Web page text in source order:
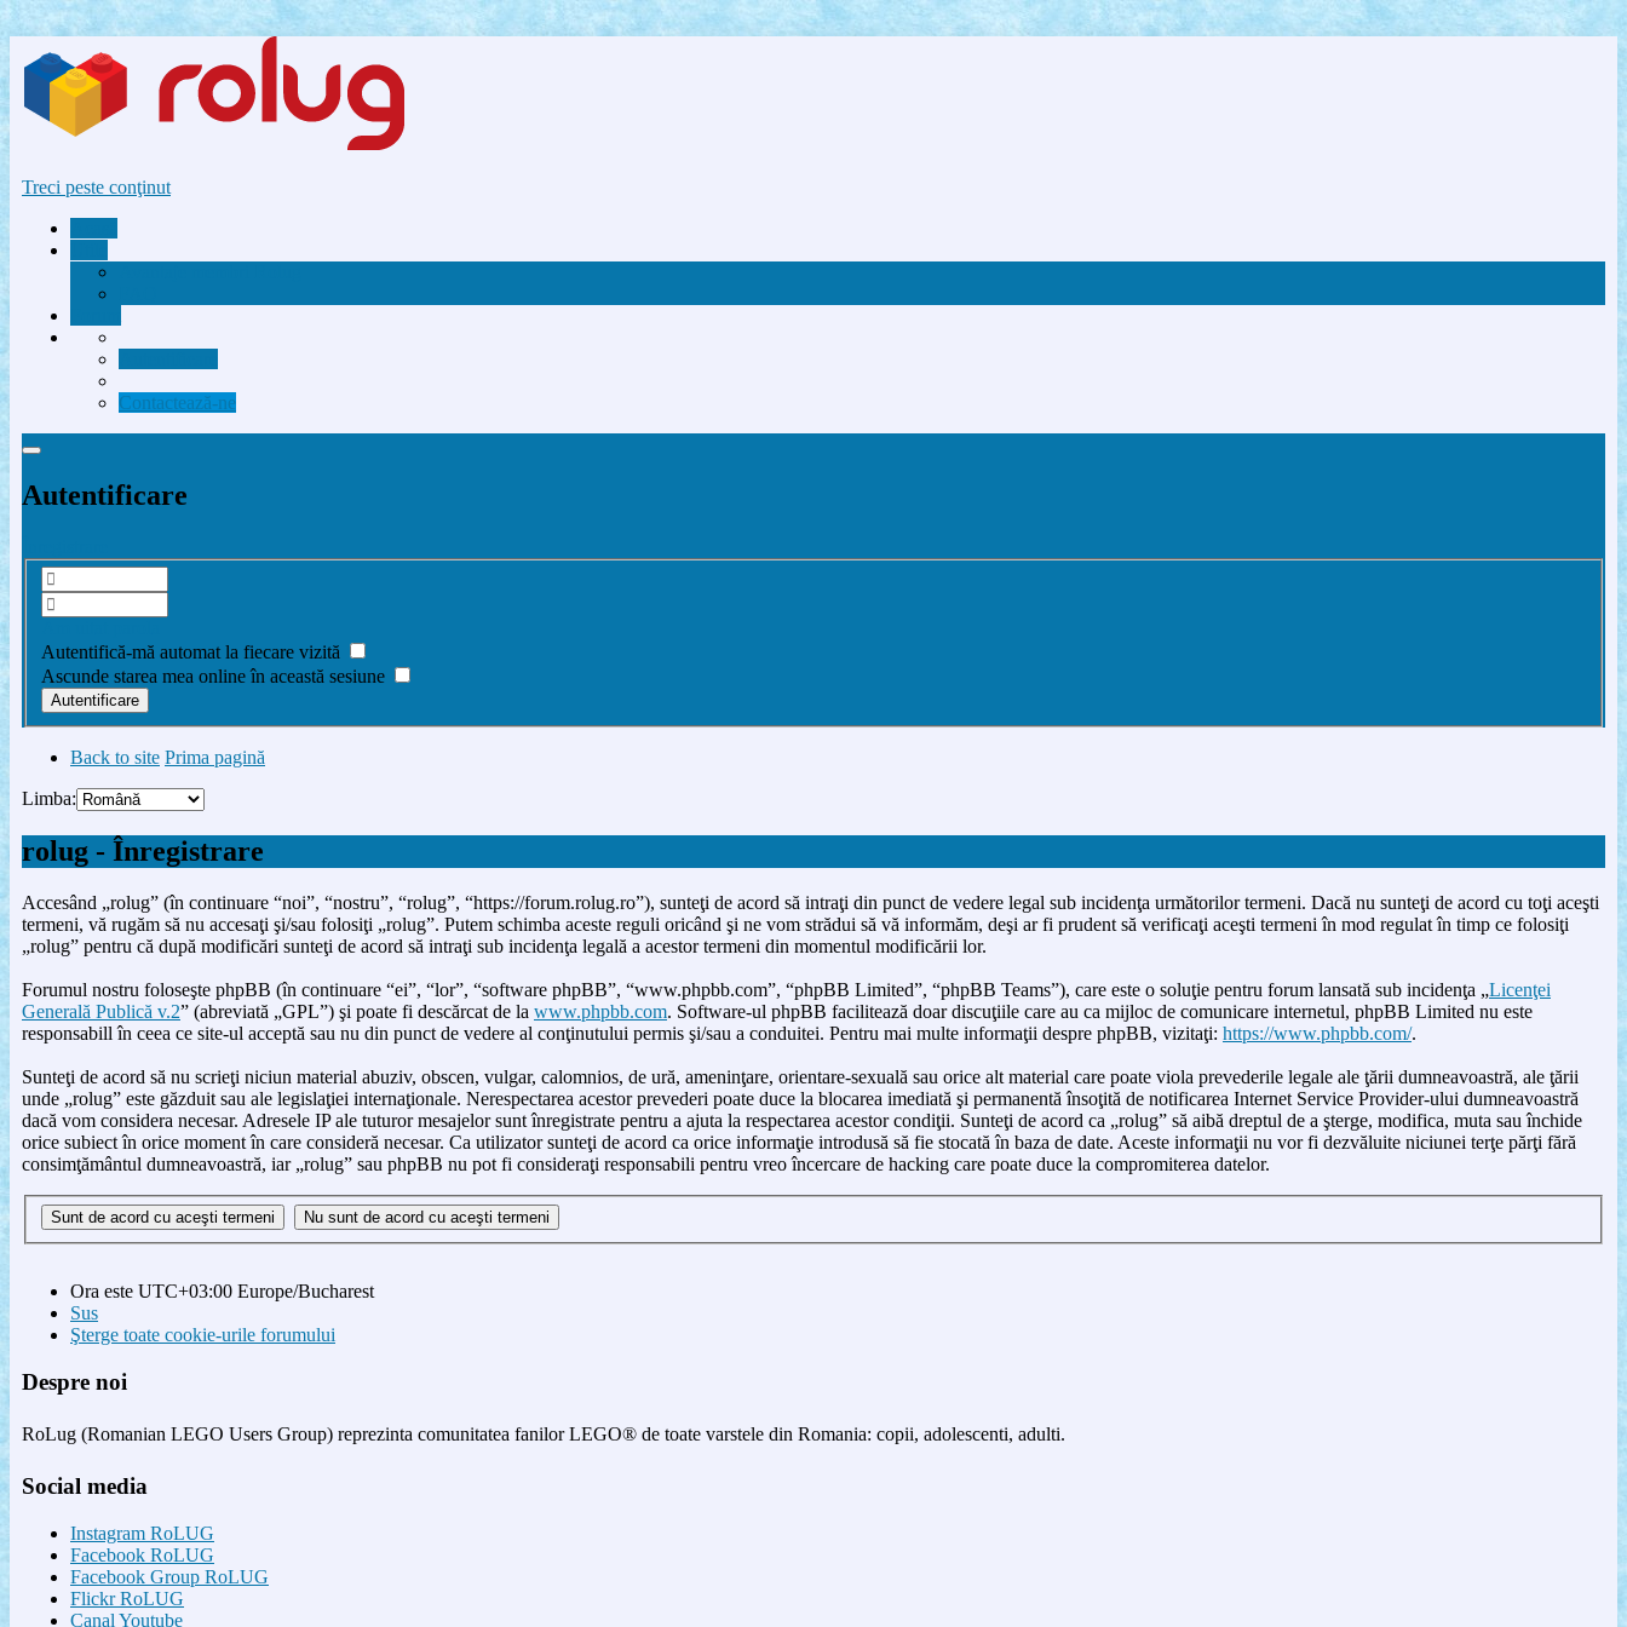
Treci peste conţinut
Contactează-ne
Autentificare
Autentifică-mă automat la fiecare vizită
Ascunde starea mea online în această sesiune
Back to site Prima pagină
Limba:
rolug - Înregistrare
Accesând „rolug” (în continuare “noi”, “nostru”, “rolug”, “https://forum.rolug.ro”), sunteţi de acord să intraţi din punct de vedere legal sub incidenţa următorilor termeni. Dacă nu sunteţi de acord cu toţi aceşti
termeni, vă rugăm să nu accesaţi şi/sau folosiţi „rolug”. Putem schimba aceste reguli oricând şi ne vom strădui să vă informăm, deşi ar fi prudent să verificaţi aceşti termeni în mod regulat în timp ce folosiţi
„rolug” pentru că după modificări sunteţi de acord să intraţi sub incidenţa legală a acestor termeni din momentul modificării lor.
Forumul nostru foloseşte phpBB (în continuare “ei”, “lor”, “software phpBB”, “www.phpbb.com”, “phpBB Limited”, “phpBB Teams”), care este o soluţie pentru forum lansată sub incidenţa „Licenţei
Generală Publică v.2” (abreviată „GPL”) şi poate fi descărcat de la www.phpbb.com. Software-ul phpBB facilitează doar discuţiile care au ca mijloc de comunicare internetul, phpBB Limited nu este
responsabill în ceea ce site-ul acceptă sau nu din punct de vedere al conţinutului permis şi/sau a conduitei. Pentru mai multe informaţii despre phpBB, vizitaţi: https://www.phpbb.com/.
Sunteţi de acord să nu scrieţi niciun material abuziv, obscen, vulgar, calomnios, de ură, ameninţare, orientare-sexuală sau orice alt material care poate viola prevederile legale ale ţării dumneavoastră, ale ţării
unde „rolug” este găzduit sau ale legislaţiei internaţionale. Nerespectarea acestor prevederi poate duce la blocarea imediată şi permanentă însoţită de notificarea Internet Service Provider-ului dumneavoastră
dacă vom considera necesar. Adresele IP ale tuturor mesajelor sunt înregistrate pentru a ajuta la respectarea acestor condiţii. Sunteţi de acord ca „rolug” să aibă dreptul de a şterge, modifica, muta sau închide
orice subiect în orice moment în care consideră necesar. Ca utilizator sunteţi de acord ca orice informaţie introdusă să fie stocată în baza de date. Aceste informaţii nu vor fi dezvăluite niciunei terţe părţi fără
consimţământul dumneavoastră, iar „rolug” sau phpBB nu pot fi consideraţi responsabili pentru vreo încercare de hacking care poate duce la compromiterea datelor.
Ora este UTC+03:00 Europe/Bucharest
Sus
Şterge toate cookie-urile forumului
Despre noi
RoLug (Romanian LEGO Users Group) reprezinta comunitatea fanilor LEGO® de toate varstele din Romania: copii, adolescenti, adulti.
Social media
Instagram RoLUG
Facebook RoLUG
Facebook Group RoLUG
Flickr RoLUG
Canal Youtube